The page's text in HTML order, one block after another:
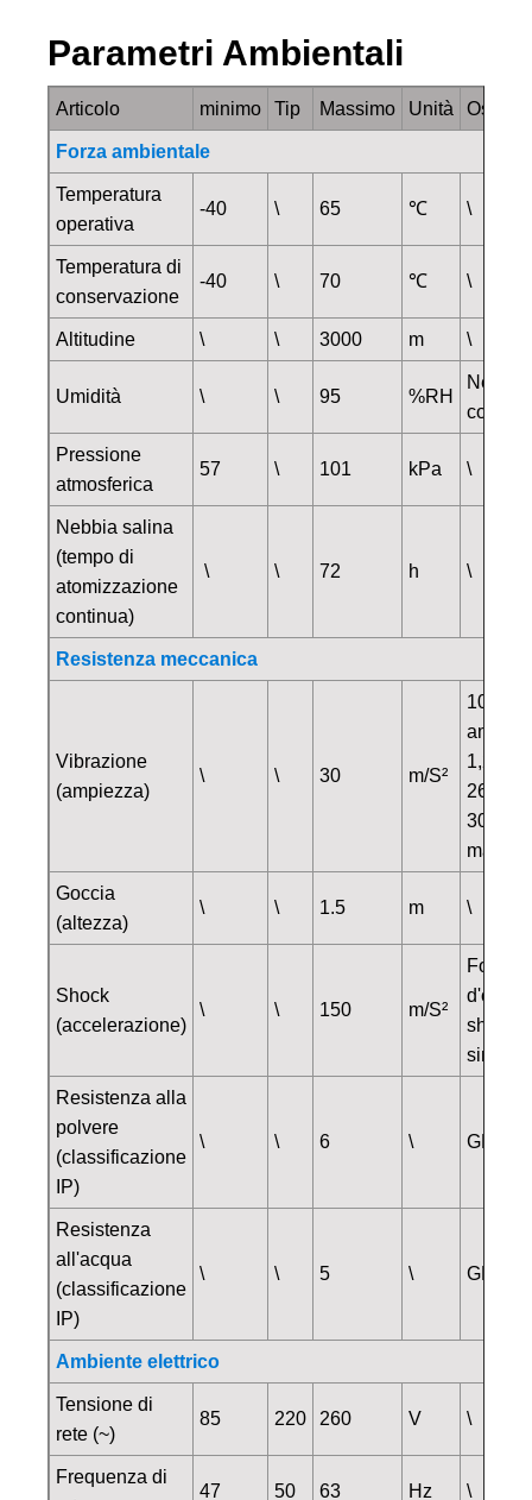
Parametri Ambientali
Articolo minimo Tip Massimo Unità
Forza ambientale
Temperatura
operativa
-40 \ 65 ℃ \
Temperatura di
conservazione
-40 \ 70 ℃ \
Altitudine \ \ 3000 m \
Umidità \ \ 95 %RH
Pressione
atmosferica
57 \ 101 kPa \
Nebbia salina
(tempo di
atomizzazione
continua)
\ \ 72 h \
Resistenza meccanica
Vibrazione
(ampiezza)
\ \ 30 m/S²
10~25
1,2 mm
30 m/s²
Goccia
(altezza)
\ \ 1.5 m \
Shock
(accelerazione)
\ \ 150 m/S²
Forma
d'onda
shock:
Resistenza alla
polvere
(classificazione
IP)
\ \ 6 \
Resistenza
all'acqua
(classificazione
IP)
\ \ 5 \
Ambiente elettrico
Tensione di
rete (~)
85 220 260 V \
Frequenza di
47 50 63 Hz \